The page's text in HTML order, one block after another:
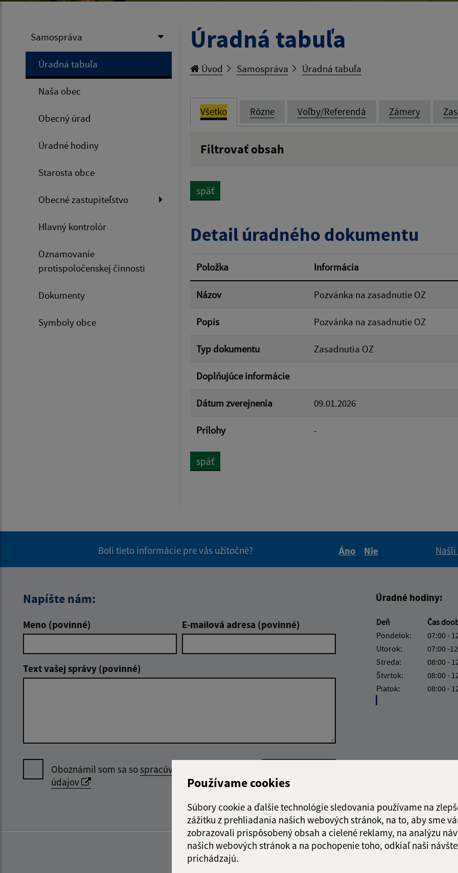
Používame cookies
Súbory cookie a ďalšie technológie sledovania používame na
zážitku z prehliadania našich webových stránok, na to, aby sme
zobrazovali prispôsobený obsah a cielené reklamy, na analýzu
našich webových stránok a na pochopenie toho, odkiaľ naši
prichádzajú.
Samospráva
Úradná tabuľa
Naša obec
Obecný úrad
Úradné hodiny
Starosta obce
Obecné zastupiteľstvo
Hlavný kontrolór
Oznamovanie
protispoločenskej činnosti
Dokumenty
Symboly obce
Úradná tabuľa
Úvod Samospráva Úradná tabuľa
Všetko Rôzne Voľby/Referendá Zámery
Filtrovať obsah
Filtrovať
späť
Detail úradného dokumentu
Položka Informácia
Názov Pozvánka na zasadnutie OZ
Popis Pozvánka na zasadnutie OZ
Typ dokumentu Zasadnutia OZ
Doplňujúce informácie
Dátum zverejnenia 09.01.2026
Prílohy -
späť
Boli tieto informácie pre vás užitočné?
Áno
Nie
Napíšte nám:
Meno (povinné) E-mailová adresa (povinné)
Text vašej správy (povinné)
Oboznámil som sa sospracúvaním osobných
údajov
správu
Úradné hodiny:
Deň Čas
Pondelok:
07:00 -
Utorok:
07:00 -
Streda:
08:00 -
Štvrtok:
08:00 -
Piatok:
08:00 -